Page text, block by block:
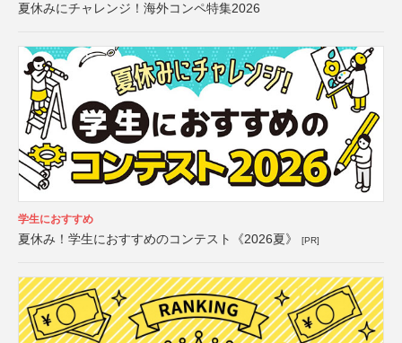
夏休みにチャレンジ！海外コンペ特集2026
学生におすすめ
夏休み！学生におすすめのコンテスト《2026夏》 [PR]